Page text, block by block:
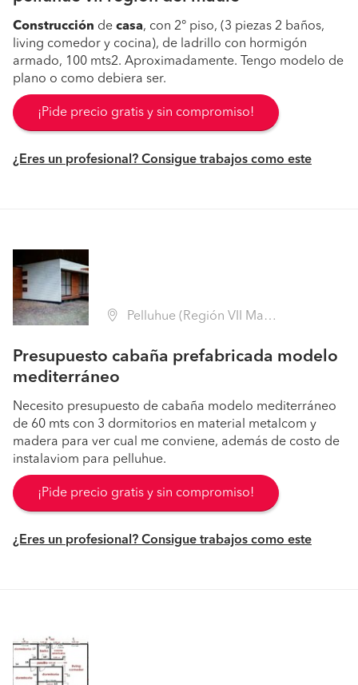
Construcción de casa, con 2° piso, (3 piezas 2 baños,
living comedor y cocina), de ladrillo con hormigón
armado, 100 mts2. Aproximadamente. Tengo modelo de
plano o como debiera ser.
¡Pide precio gratis y sin compromiso!
¿Eres un profesional? Consigue trabajos como este
Pelluhue (Región VII Maule - Cauquenes)
Presupuesto cabaña prefabricada modelo
mediterráneo
Necesito presupuesto de cabaña modelo mediterráneo
de 60 mts con 3 dormitorios en material metalcom y
madera para ver cual me conviene, además de costo de
instalaviom para pelluhue.
¡Pide precio gratis y sin compromiso!
¿Eres un profesional? Consigue trabajos como este